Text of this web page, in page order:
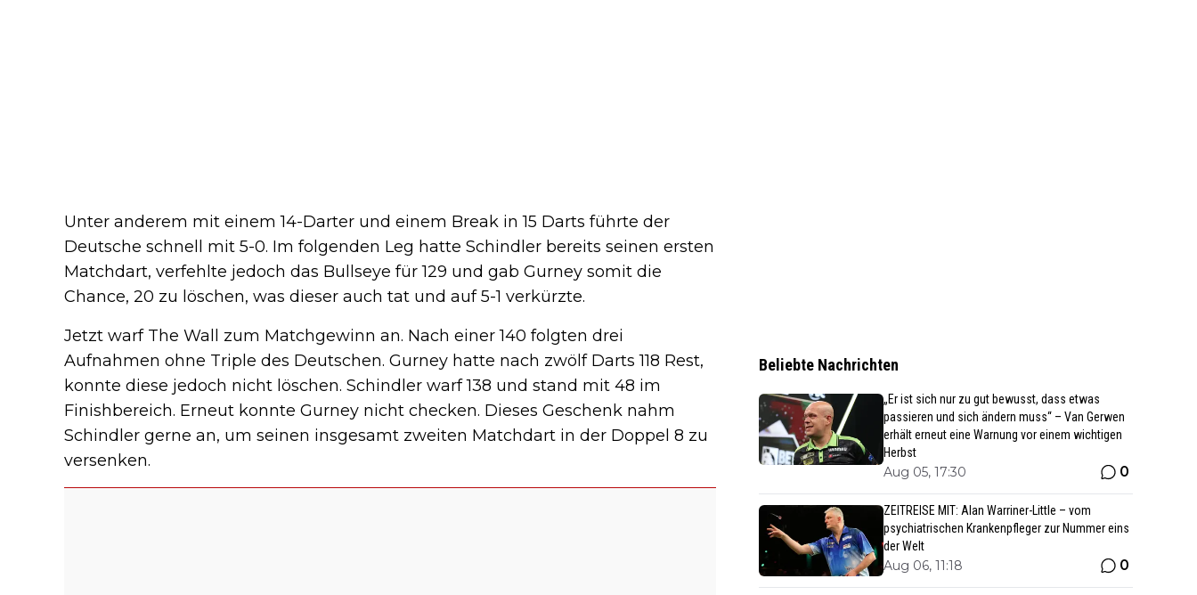
Unter anderem mit einem 14-Darter und einem Break in 15 Darts führte der
Deutsche schnell mit 5-0. Im folgenden Leg hatte Schindler bereits seinen ersten
Matchdart, verfehlte jedoch das Bullseye für 129 und gab Gurney somit die
Chance, 20 zu löschen, was dieser auch tat und auf 5-1 verkürzte.
Jetzt warf The Wall zum Matchgewinn an. Nach einer 140 folgten drei
Aufnahmen ohne Triple des Deutschen. Gurney hatte nach zwölf Darts 118 Rest,
konnte diese jedoch nicht löschen. Schindler warf 138 und stand mit 48 im
Finishbereich. Erneut konnte Gurney nicht checken. Dieses Geschenk nahm
Schindler gerne an, um seinen insgesamt zweiten Matchdart in der Doppel 8 zu
versenken.
Beliebte Nachrichten
„Er ist sich nur zu gut bewusst, dass etwas
passieren und sich ändern muss“ – Van Gerwen
erhält erneut eine Warnung vor einem wichtigen
Herbst
Aug 05, 17:30 0
ZEITREISE MIT: Alan Warriner-Little – vom
psychiatrischen Krankenpfleger zur Nummer eins
der Welt
Aug 06, 11:18 0